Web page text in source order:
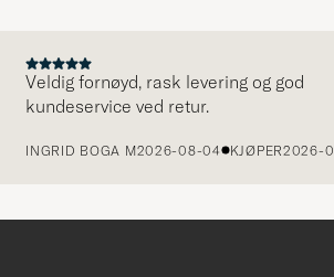
Veldig fornøyd, rask levering og god
kundeservice ved retur.
INGRID BOGA M2026-08-04 KJØPER2026-07-26